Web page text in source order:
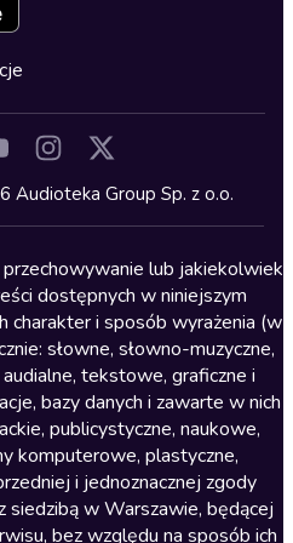
Group Sp. z o.o.
lub jakiekolwiek
dostępnych w niniejszym
charakter i sposób wyrażenia (w
słowne, słowno-muzyczne,
tekstowe, graficzne i
bazy danych i zawarte w nich
publicystyczne, naukowe,
komputerowe, plastyczne,
i jednoznacznej zgody
siedzibą w Warszawie, będącej
bez względu na sposób ich